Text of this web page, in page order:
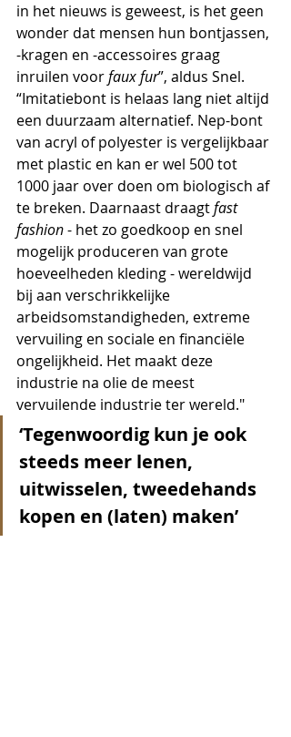
in het nieuws is geweest, is het geen
wonder dat mensen hun bontjassen,
-kragen en -accessoires graag
inruilen voor faux fur”, aldus Snel.
“Imitatiebont is helaas lang niet altijd
een duurzaam alternatief. Nep-bont
van acryl of polyester is vergelijkbaar
met plastic en kan er wel 500 tot
1000 jaar over doen om biologisch af
te breken. Daarnaast draagt fast
fashion - het zo goedkoop en snel
mogelijk produceren van grote
hoeveelheden kleding - wereldwijd
bij aan verschrikkelijke
arbeidsomstandigheden, extreme
vervuiling en sociale en financiële
ongelijkheid. Het maakt deze
industrie na olie de meest
vervuilende industrie ter wereld."
‘Tegenwoordig kun je ook
steeds meer lenen,
uitwisselen, tweedehands
kopen en (laten) maken’